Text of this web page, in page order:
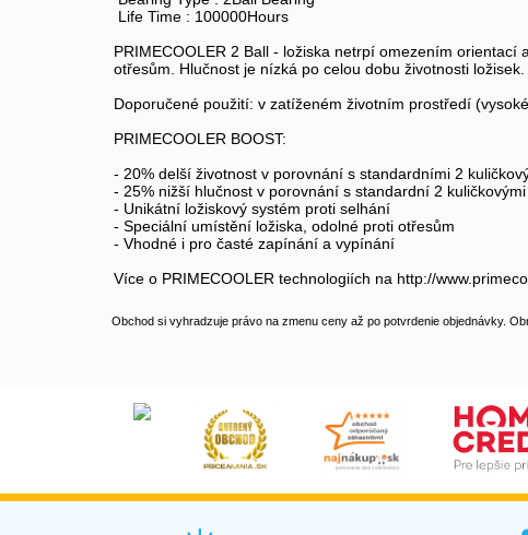
Life Time : 100000Hours
PRIMECOOLER 2 Ball - ložiska netrpí omezením
otřesům. Hlučnost je nízká po celou dobu životnosti ložisek.
Doporučené použití: v zatíženém životním prostředí
PRIMECOOLER BOOST:
- 20% delší životnost v porovnání s standardními 2
- 25% nižší hlučnost v porovnání s standardní 2
- Unikátní ložiskový systém proti selhání
- Speciální umístění ložiska, odolné proti otřesům
- Vhodné i pro časté zapínání a vypínání
Více o PRIMECOOLER technologiích na http://
Obchod si vyhradzuje právo na zmenu ceny až po potvrdenie objednávky.